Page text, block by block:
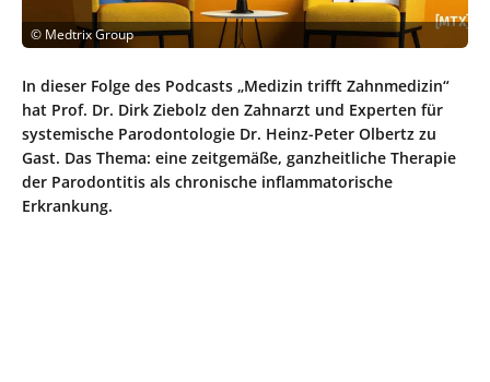
© Medtrix Group
In dieser Folge des Podcasts „Medizin trifft Zahnmedizin“
hat Prof. Dr. Dirk Ziebolz den Zahnarzt und Experten für
systemische Parodontologie Dr. Heinz-Peter Olbertz zu
Gast. Das Thema: eine zeitgemäße, ganzheitliche Therapie
der Parodontitis als chronische inflammatorische
Erkrankung.